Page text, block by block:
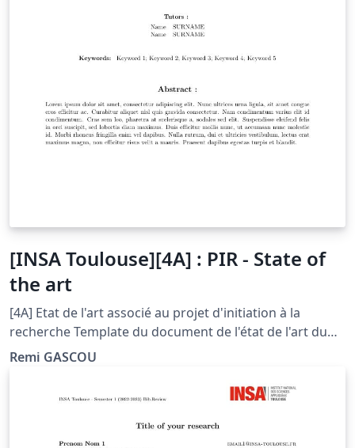
[INSA Toulouse][4A] : PIR - State of
the art
[4A] Etat de l'art associé au projet d'initiation à la
recherche Template du document de l'état de l'art du
projet d'initiation à la recherche de l'INSA de Toulouse
Remi GASCOU